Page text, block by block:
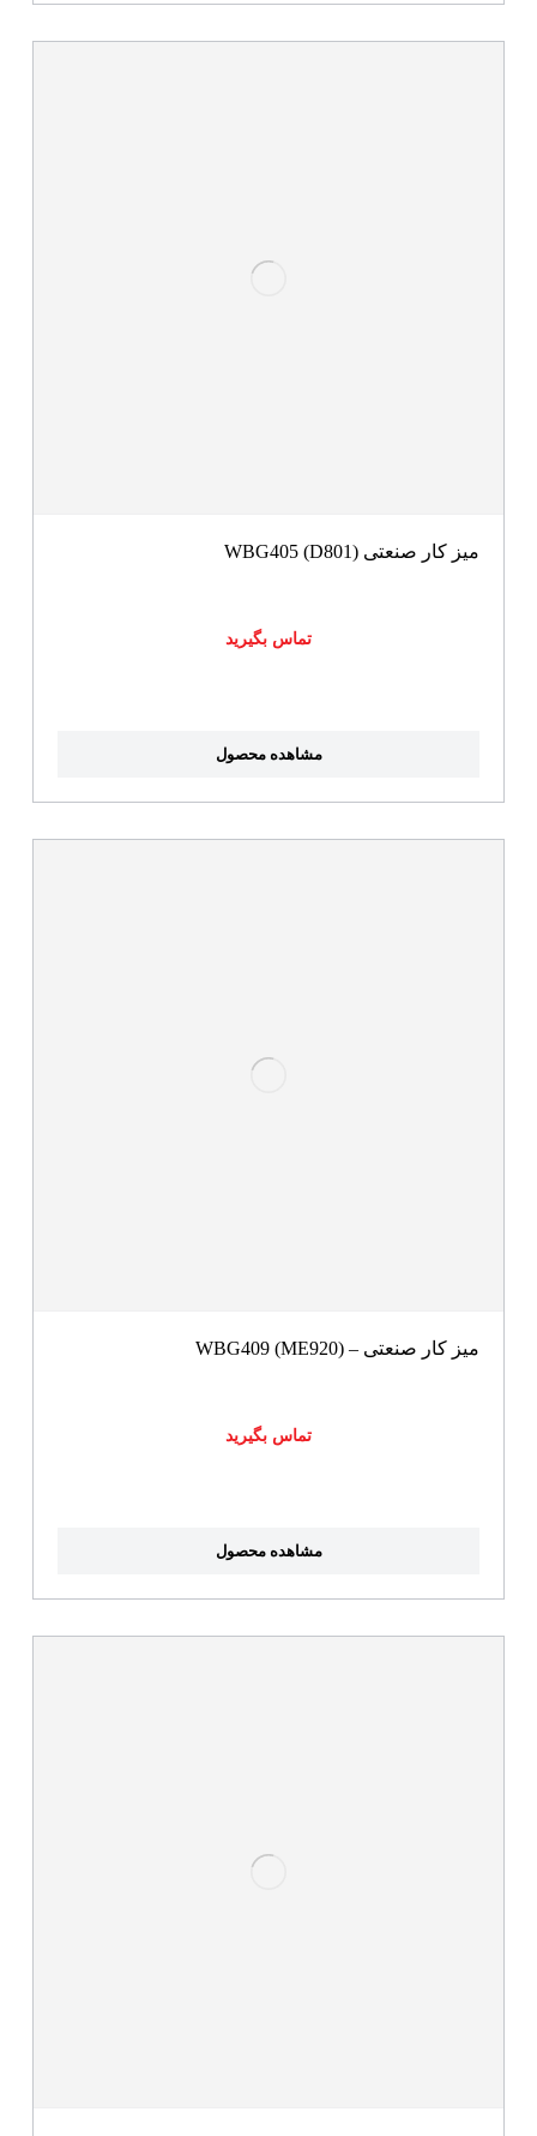
میز کار صنعتی WBG405 (D801)
تماس بگیرید
مشاهده محصول
میز کار صنعتی – WBG409 (ME920)
تماس بگیرید
مشاهده محصول